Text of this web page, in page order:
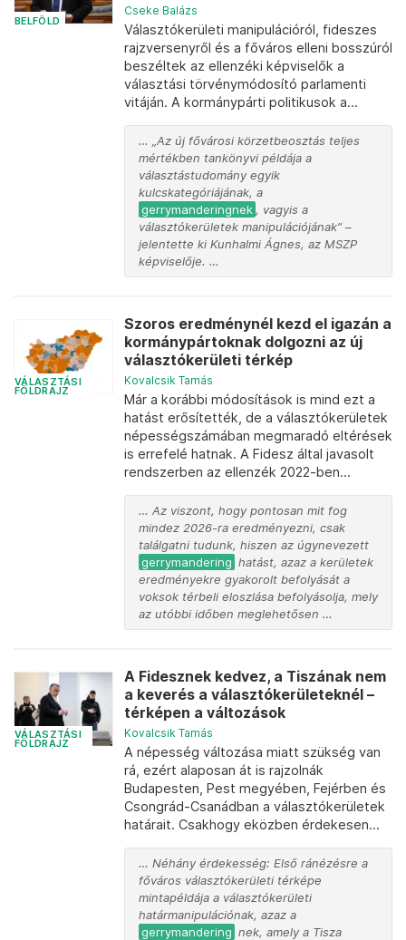
BELFÖLD
Cseke Balázs
Választókerületi manipulációról, fideszes
rajzversenyről és a főváros elleni bosszúról
beszéltek az ellenzéki képviselők a
választási törvénymódosító parlamenti
vitáján. A kormánypárti politikusok a...
… „Az új fővárosi körzetbeosztás teljes
mértékben tankönyvi példája a
választástudomány egyik
kulcskategóriájának, a
gerrymanderingnek , vagyis a
választókerületek manipulációjának” –
jelentette ki Kunhalmi Ágnes, az MSZP
képviselője. …
VÁLASZTÁSI
FÖLDRAJZ
Szoros eredménynél kezd el igazán a
kormánypártoknak dolgozni az új
választókerületi térkép
Kovalcsik Tamás
Már a korábbi módosítások is mind ezt a
hatást erősítették, de a választókerületek
népességszámában megmaradó eltérések
is errefelé hatnak. A Fidesz által javasolt
rendszerben az ellenzék 2022-ben...
… Az viszont, hogy pontosan mit fog
mindez 2026-ra eredményezni, csak
találgatni tudunk, hiszen az úgynevezett
gerrymandering hatást, azaz a kerületek
eredményekre gyakorolt befolyását a
voksok térbeli eloszlása befolyásolja, mely
az utóbbi időben meglehetősen …
VÁLASZTÁSI
FÖLDRAJZ
A Fidesznek kedvez, a Tiszának nem
a keverés a választókerületeknél –
térképen a változások
Kovalcsik Tamás
A népesség változása miatt szükség van
rá, ezért alaposan át is rajzolnák
Budapesten, Pest megyében, Fejérben és
Csongrád-Csanádban a választókerületek
határait. Csakhogy eközben érdekesen...
… Néhány érdekesség: Első ránézésre a
főváros választókerületi térképe
mintapéldája a választókerületi
határmanipulációnak, azaz a
gerrymandering nek, amely a Tisza